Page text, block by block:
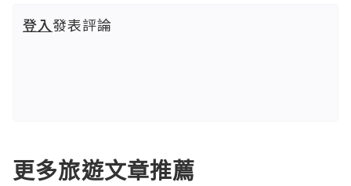
登入發表評論
更多旅遊文章推薦